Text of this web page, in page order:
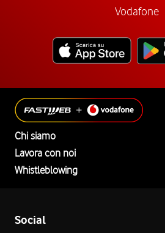
Vodafone
Chi siamo
Lavora con noi
Whistleblowing
Social